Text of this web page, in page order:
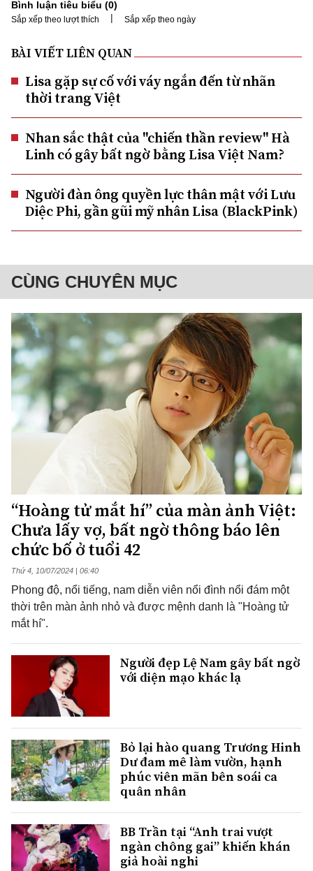
Bình luận tiêu biểu (0)
Sắp xếp theo lượt thích | Sắp xếp theo ngày
BÀI VIẾT LIÊN QUAN
Lisa gặp sự cố với váy ngắn đến từ nhãn
thời trang Việt
Nhan sắc thật của "chiến thần review" Hà
Linh có gây bất ngờ bằng Lisa Việt Nam?
Người đàn ông quyền lực thân mật với Lưu
Diệc Phi, gần gũi mỹ nhân Lisa (BlackPink)
CÙNG CHUYÊN MỤC
“Hoàng tử mắt hí” của màn ảnh Việt:
Chưa lấy vợ, bất ngờ thông báo lên
chức bố ở tuổi 42
Thứ 4, 10/07/2024 | 06:40
Phong độ, nổi tiếng, nam diễn viên nổi đình nổi đám một
thời trên màn ảnh nhỏ và được mệnh danh là "Hoàng tử
mắt hí".
Người đẹp Lệ Nam gây bất ngờ
với diện mạo khác lạ
Bỏ lại hào quang Trương Hinh
Dư đam mê làm vườn, hạnh
phúc viên mãn bên soái ca
quân nhân
BB Trần tại “Anh trai vượt
ngàn chông gai” khiến khán
giả hoài nghi